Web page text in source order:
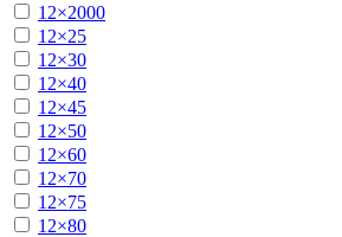
12×2000
12×25
12×30
12×40
12×45
12×50
12×60
12×70
12×75
12×80